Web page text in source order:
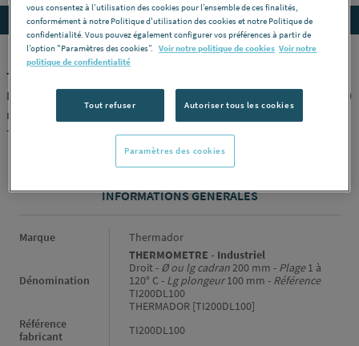
Accedez aux détails du produit
THERMOMETRE - Industriel
Droit -
Ø ou lg cadran 200 mm - Plage Lg plongeur
100
mm -
THERMADOR [TI200DL100]
INFORMATIONS GÉNÉRALES
Informations générales
Marque Thermador
Dénomination
THERMOMETRE - Industriel
Droit - Ø ou lg cadran200 mm - Plage1 à
120° C - Lg plongeur100 mm - Référence
TI200DL100
THERMADOR [TI200DL100]
Référence
fabricant
TI200DL100
vous consentez à l’utilisation des cookies pour l’ensemble de ces finalités,
conformément à notre Politique d'utilisation des cookies et notre Politique de
confidentialité. Vous pouvez également configurer vos préférences à partir de
l’option "Paramètres des cookies”.
Voir notre politique de cookies Voir notre
politique de confidentialité
Tout refuser Autoriser tous les cookies
Paramètres des cookies